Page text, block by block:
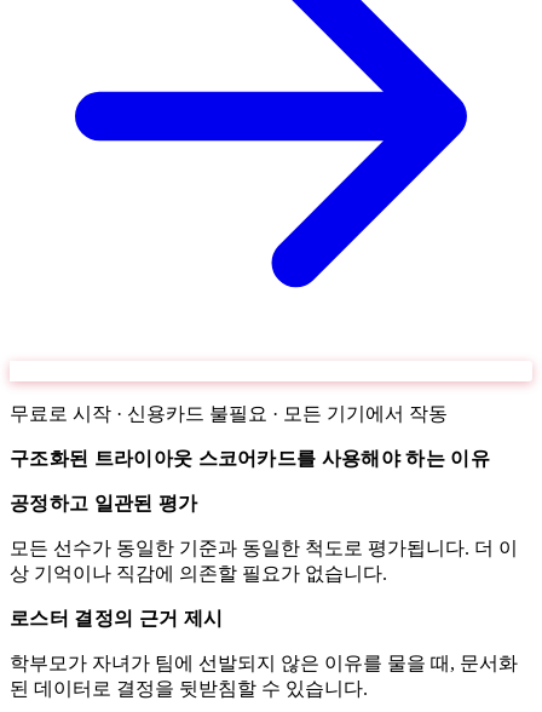
무료로 시작 · 신용카드 불필요 · 모든 기기에서 작동
구조화된 트라이아웃 스코어카드를 사용해야 하는 이유
공정하고 일관된 평가
모든 선수가 동일한 기준과 동일한 척도로 평가됩니다. 더 이
상 기억이나 직감에 의존할 필요가 없습니다.
로스터 결정의 근거 제시
학부모가 자녀가 팀에 선발되지 않은 이유를 물을 때, 문서화
된 데이터로 결정을 뒷받침할 수 있습니다.